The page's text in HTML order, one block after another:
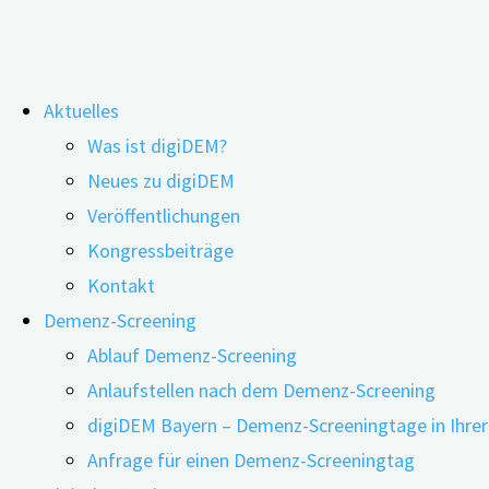
Inhalt
springen
Aktuelles
Was ist digiDEM?
Neues zu digiDEM
Veröffentlichungen
Kongressbeiträge
Kontakt
Demenz-Screening
Ablauf Demenz-Screening
Anlaufstellen nach dem Demenz-Screening
digiDEM Bayern – Demenz-Screeningtage in
Anfrage für einen Demenz-Screeningtag
Wie sensorische Stimulation dazu
Schlafstörungen von Menschen
05.11.202111.11.2021
Bei Voranschreiten der demenziellen Erkrankung
Angehörige oder deren Pflegefachkraft haben
Symptome verstärken und funktionelle Einbußen